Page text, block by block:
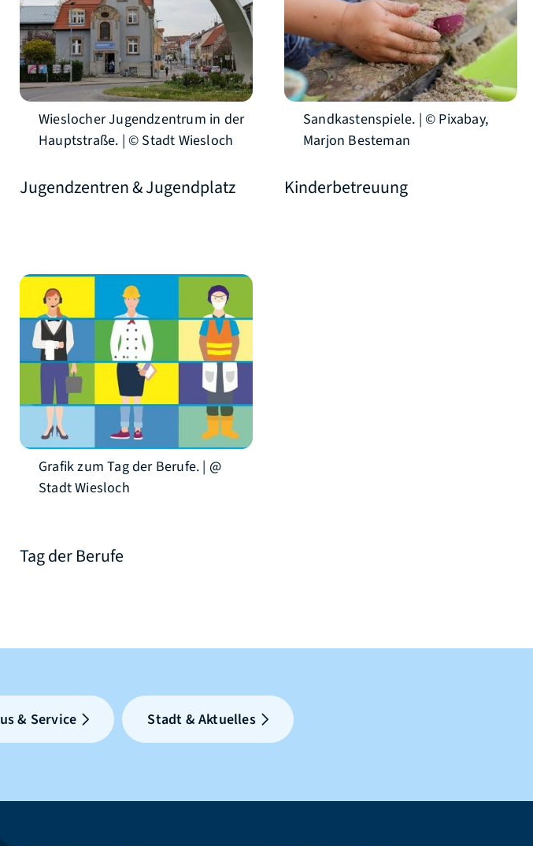
Wieslocher Jugendzentrum in der
Hauptstraße. | © Stadt Wiesloch
Jugendzentren & Jugendplatz
Sandkastenspiele. | © Pixabay,
Marjon Besteman
Kinderbetreuung
Grafik zum Tag der Berufe. | @
Stadt Wiesloch
Tag der Berufe
& Service Stadt & Aktuelles